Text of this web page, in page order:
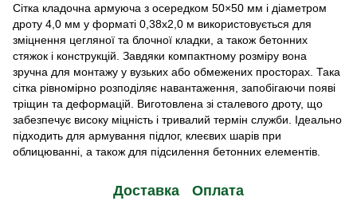
Сітка кладочна армуюча з осередком 50×50 мм і діаметром
дроту 4,0 мм у форматі 0,38х2,0 м використовується для
зміцнення цегляної та блочної кладки, а також бетонних
стяжок і конструкцій. Завдяки компактному розміру вона
зручна для монтажу у вузьких або обмежених просторах. Така
сітка рівномірно розподіляє навантаження, запобігаючи появі
тріщин та деформацій. Виготовлена зі сталевого дроту, що
забезпечує високу міцність і тривалий термін служби. Ідеально
підходить для армування підлог, клеєвих шарів при
облицюванні, а також для підсилення бетонних елементів.
Доставка Оплата